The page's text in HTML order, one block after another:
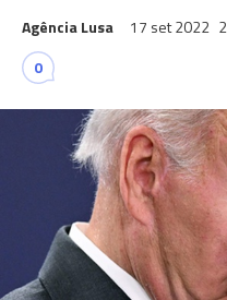
Agência Lusa 17 set 2022
0